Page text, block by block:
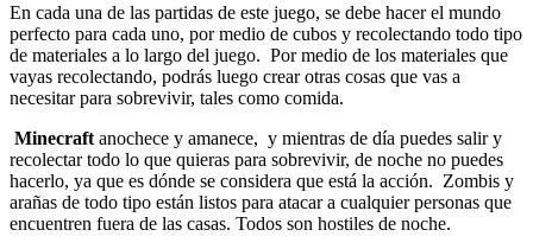
En cada una de las partidas de este juego, se debe hacer el mundo
perfecto para cada uno, por medio de cubos y recolectando todo tipo
de materiales a lo largo del juego. Por medio de los materiales que
vayas recolectando, podrás luego crear otras cosas que vas a
necesitar para sobrevivir, tales como comida.
Minecraft anochece y amanece, y mientras de día puedes salir y
recolectar todo lo que quieras para sobrevivir, de noche no puedes
hacerlo, ya que es dónde se considera que está la acción. Zombis y
arañas de todo tipo están listos para atacar a cualquier personas que
encuentren fuera de las casas. Todos son hostiles de noche.